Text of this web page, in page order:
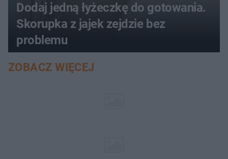
Dodaj jedną łyżeczkę do gotowania.
Skorupka z jajek zejdzie bez
problemu
ZOBACZ WIĘCEJ